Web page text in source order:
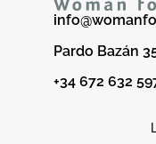
Pardo Bazán
+34 672 632